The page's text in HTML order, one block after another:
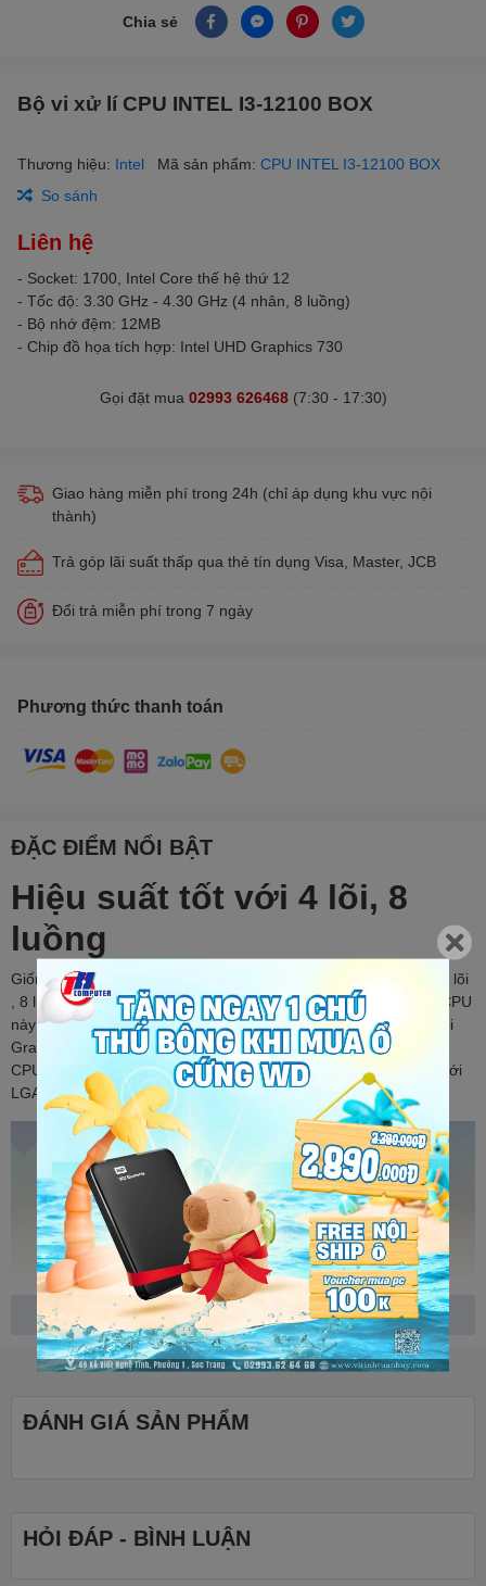
Chia sẻ
Bộ vi xử lí CPU INTEL I3-12100 BOX
Thương hiệu: Intel Mã sản phẩm: CPU INTEL I3-12100 BOX
So sánh
Liên hệ
- Socket: 1700, Intel Core thế hệ thứ 12
- Tốc độ: 3.30 GHz - 4.30 GHz (4 nhân, 8 luồng)
- Bộ nhớ đệm: 12MB
- Chip đồ họa tích hợp: Intel UHD Graphics 730
Gọi đặt mua 02993 626468 (7:30 - 17:30)
Giao hàng miễn phí trong 24h (chỉ áp dụng khu vực nội
thành)
Trả góp lãi suất thấp qua thẻ tín dụng Visa, Master, JCB
Đổi trả miễn phí trong 7 ngày
Phương thức thanh toán
ĐẶC ĐIỂM NỔI BẬT
Hiệu suất tốt với 4 lõi, 8
luồng
Giống như người tiền nhiệm Comet Lake, i3-12100 có thiết kế 4 lõi
, 8 luồng . Không giống như các SKU Alder Lake cao cấp hơn, CPU
này chỉ có lõi P (được xây dựng cho hiệu suất) và thiếu bất kỳ lõi
Gracemont E hiệu quả cao nào của Intel. Giống như tất cả các
CPU thế hệ thứ 12 khác, nó yêu cầu bo mạch chủ tương thích với
LGA1700.
GHz
Xem thêm
ĐÁNH GIÁ SẢN PHẨM
HỎI ĐÁP - BÌNH LUẬN